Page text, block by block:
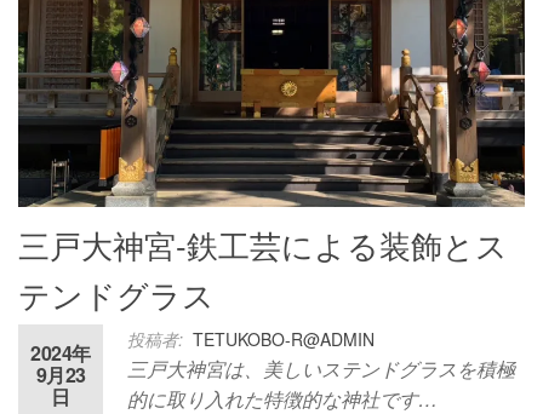
三戸大神宮-鉄工芸による装飾とス
テンドグラス
投稿者: TETUKOBO-R@ADMIN
2024年
9月23
日
三戸大神宮は、美しいステンドグラスを積極
的に取り入れた特徴的な神社です…